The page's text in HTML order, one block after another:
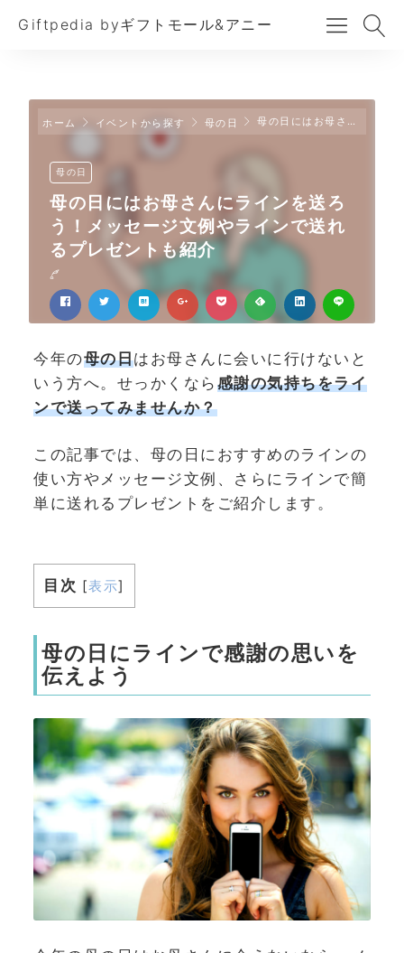
Giftpedia byギフトモール&アニー
ホーム イベントから探す 母の日 母の日にはお母さんにラインを送ろう！メッセージ文例やラインで送れるプレゼントも紹介
母の日
母の日にはお母さんにラインを送ろ
う！メッセージ文例やラインで送れ
るプレゼントも紹介
今年の母の日はお母さんに会いに行けないと
いう方へ。せっかくなら 感謝の気持ちをライ
ンで送ってみませんか？
この記事では、母の日におすすめのラインの
使い方やメッセージ文例、さらにラインで簡
単に送れるプレゼントをご紹介します。
目次 [表示]
母の日にラインで感謝の思いを
伝えよう